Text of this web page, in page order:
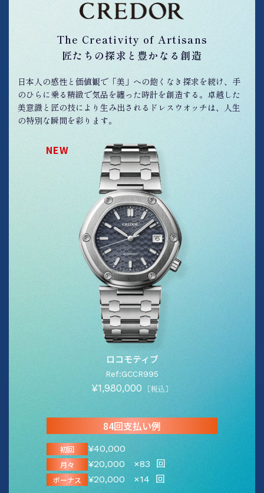
NEW
ロコモティブ
Ref:GCCR995
¥1,980,000 ［税込］
84回支払い例
初回 ¥40,000
月々 ¥20,000 ×83 回
ボーナス ¥20,000 ×14 回
The Creativity of Artisans
匠たちの探求と豊かなる創造
日本人の感性と価値観で「美」への飽くなき探求を続け、手
のひらに乗る精緻で気品を纏った時計を創造する。卓越した
美意識と匠の技により生み出されるドレスウオッチは、人生
の特別な瞬間を彩ります。